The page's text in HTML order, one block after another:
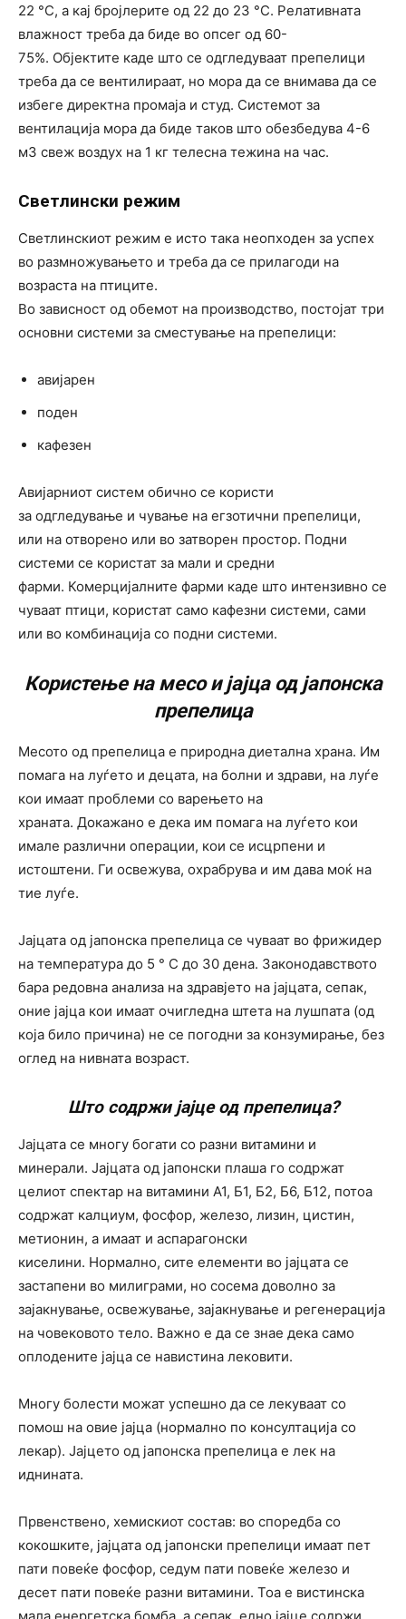
22 °C, а кај бројлерите од 22 до 23 °C. Релативната
влажност треба да биде во опсег од 60-
75%. Објектите каде што се одгледуваат препелици
треба да се вентилираат, но мора да се внимава да се
избеге директна промаја и студ. Системот за
вентилација мора да биде таков што обезбедува 4-6
м3 свеж воздух на 1 кг телесна тежина на час.
Светлински режим
Светлинскиот режим е исто така неопходен за успех
во размножувањето и треба да се прилагоди на
возраста на птиците.
Во зависност од обемот на производство, постојат три
основни системи за сместување на препелици:
авијарен
поден
кафезен
Авијарниот систем обично се користи
за одгледување и чување на егзотични препелици,
или на отворено или во затворен простор. Подни
системи се користат за мали и средни
фарми. Комерцијалните фарми каде што интензивно се
чуваат птици, користат само кафезни системи, сами
или во комбинација со подни системи.
Користење на месо и јајца од јапонска
препелица
Месото од препелица е природна диетална храна. Им
помага на луѓето и децата, на болни и здрави, на луѓе
кои имаат проблеми со варењето на
храната. Докажано е дека им помага на луѓето кои
имале различни операции, кои се исцрпени и
истоштени. Ги освежува, охрабрува и им дава моќ на
тие луѓе.
Јајцата од јапонска препелица се чуваат во фрижидер
на температура до 5 ° C до 30 дена. Законодавството
бара редовна анализа на здравјето на јајцата, сепак,
оние јајца кои имаат очигледна штета на лушпата (од
која било причина) не се погодни за конзумирање, без
оглед на нивната возраст.
Што содржи јајце од препелица?
Јајцата се многу богати со разни витамини и
минерали. Јајцата од јапонски плаша го содржат
целиот спектар на витамини А1, Б1, Б2, Б6, Б12, потоа
содржат калциум, фосфор, железо, лизин, цистин,
метионин, а имаат и аспарагонски
киселини. Нормално, сите елементи во јајцата се
застапени во милиграми, но сосема доволно за
зајакнување, освежување, зајакнување и регенерација
на човековото тело. Важно е да се знае дека само
оплодените јајца се навистина лековити.
Многу болести можат успешно да се лекуваат со
помош на овие јајца (нормално по консултација со
лекар). Јајцето од јапонска препелица е лек на
иднината.
Првенствено, хемискиот состав: во споредба со
кокошките, јајцата од јапонски препелици имаат пет
пати повеќе фосфор, седум пати повеќе железо и
десет пати повеќе разни витамини. Тоа е вистинска